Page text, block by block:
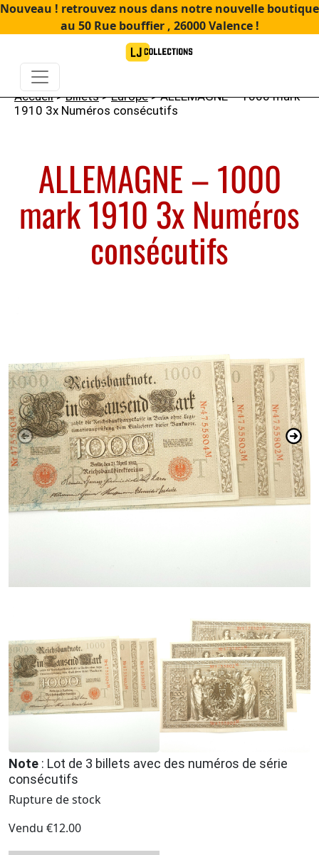
Nouveau ! retrouvez nous dans notre nouvelle boutique
au 50 Rue bouffier , 26000 Valence !
Accueil>Billets>Europe> ALLEMAGNE – 1000 mark
1910 3x Numéros consécutifs
ALLEMAGNE – 1000
mark 1910 3x Numéros
consécutifs
Note : Lot de 3 billets avec des numéros de série
consécutifs
Rupture de stock
Vendu €12.00